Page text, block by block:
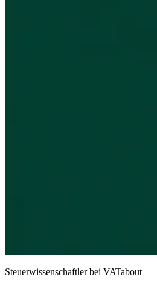
Steuerwissenschaftler bei VATabout